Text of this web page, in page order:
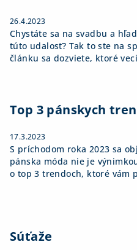
26.4.2023
Chystáte sa na svadbu a
túto udalosť? Tak to ste na
článku sa dozviete, ktoré
Top 3 pánskych
17.3.2023
S príchodom roka 2023 sa
pánska móda nie je
o top 3 trendoch, ktoré vám
Súťaže